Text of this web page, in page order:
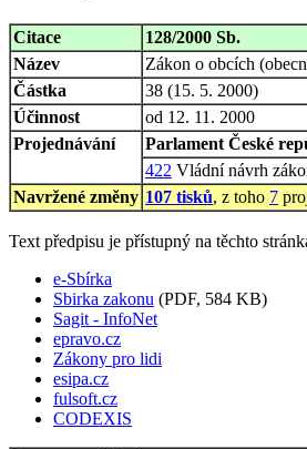
Citace
128/2000 Sb.
Název
Zákon o obcích
Částka
38 (15. 5. 2000)
Účinnost
od 12. 11. 2000
Projednávání
Parlament České
422 Vládní návrh
Navržené změny 107 tisků, z toho 7
Text předpisu je přístupný na těchto
e-Sbírka
Sbirka zakonu (PDF, 584 KB)
Sagit - InfoNet
epravo.cz
Zákony pro lidi
esipa.cz
fulsoft.cz
CODEXIS